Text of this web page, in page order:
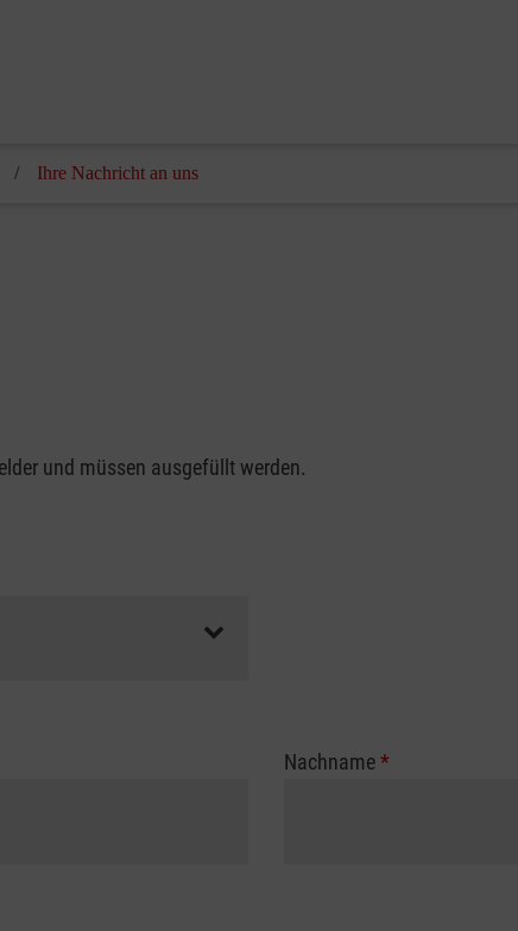
Ihre Nachricht an uns
und müssen ausgefüllt werden.
Nachname*